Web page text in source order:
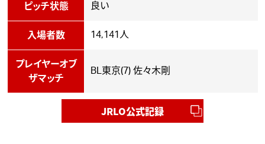
ピッチ状態 良い
入場者数 14,141人
プレイヤーオブ
ザマッチ
BL東京(7) 佐々木剛
JRLO公式記録